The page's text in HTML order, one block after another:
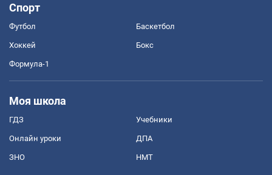
Спорт
Футбол Баскетбол
Хоккей Бокс
Формула-1
Моя школа
ГДЗ Учебники
Онлайн уроки ДПА
ЗНО НМТ